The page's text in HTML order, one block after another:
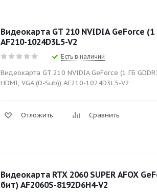
Видеокарта GT 210 NVIDIA GeForce (1
AF210-1024D3L5-V2
Есть в наличии
Видеокарта GT 210 NVIDIA GeForce (1 ГБ
HDMI, VGA (D-Sub)) AF210-1024D3L5-V2
Отложить Сравнить
Видеокарта RTX 2060 SUPER AFOX
бит) AF2060S-8192D6H4-V2